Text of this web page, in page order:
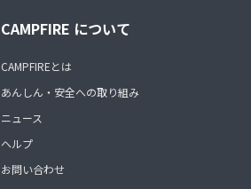
CAMPFIRE について
CAMPFIREとは
あんしん・安全への取り組み
ニュース
ヘルプ
お問い合わせ